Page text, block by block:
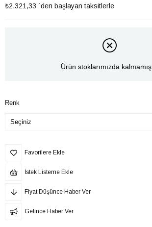
₺2.321,33 `den başlayan taksitlerle
Ürün stoklarımızda
Renk
Favorilere Ekle
İstek Listeme Ekle
Fiyat Düşünce Haber Ver
Gelince Haber Ver